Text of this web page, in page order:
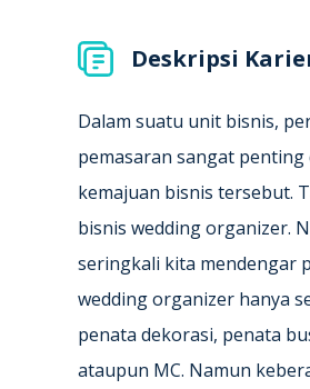
Deskripsi
Dalam suatu unit bisnis,
pemasaran sangat penting
kemajuan bisnis tersebut.
bisnis wedding organizer.
seringkali kita mendengar
wedding organizer hanya
penata dekorasi, penata
ataupun MC. Namun